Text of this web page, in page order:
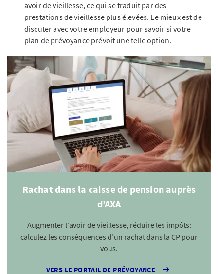
avoir de vieillesse, ce qui se traduit par des
prestations de vieillesse plus élevées. Le mieux est de
discuter avec votre employeur pour savoir si votre
plan de prévoyance prévoit une telle option.
Rachat dans la caisse de pension auprès
d’AXA
Augmenter l'avoir de vieillesse, réduire les impôts:
calculez les conséquences d’un rachat dans la CP pour
vous.
VERS LE PORTAIL DE PRÉVOYANCE